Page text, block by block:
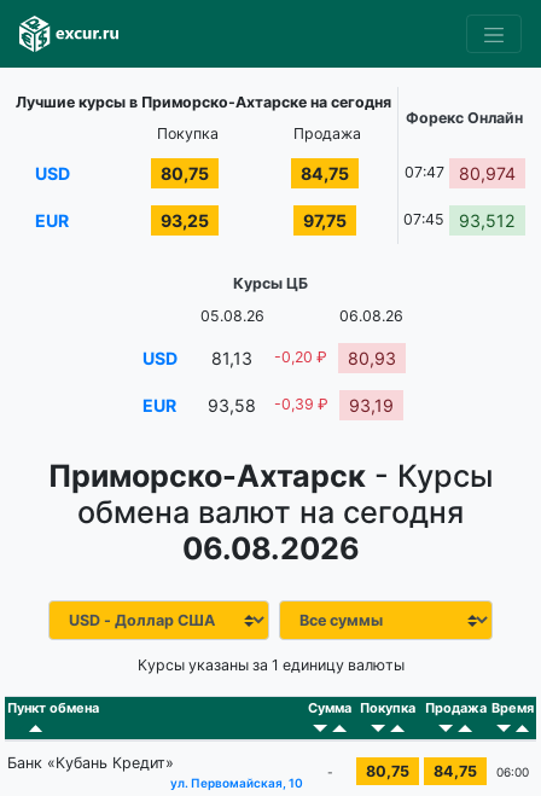
Приморско-Ахтарск - Курсы
обмена валют на сегодня
06.08.2026
Курсы указаны за 1 единицу валюты
Пункт обмена Сумма Покупка Продажа Время
Банк «Кубань Кредит»
ул. Первомайская, 10
- 80,75 84,75 06:00
Лучшие курсы в Приморско-Ахтарске на сегодня
Форекс Онлайн
Покупка
Продажа
USD 80,75 84,75 07:47 80,974
EUR 93,25 97,75 07:45 93,512
Курсы ЦБ
05.08.26
06.08.26
USD 81,13 -0,20 ₽ 80,93
EUR 93,58 -0,39 ₽ 93,19